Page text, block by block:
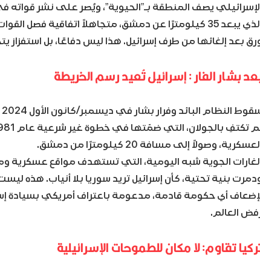
يصف المنطقة بـ”الحيوية”، ويُصر على نشر قواته
بعد إلغائها من طرف إسرائيل. هذا ليس دفاعًا، بل استفزاز
بشار الفار : إسرائيل تُعيد رسم الخريطة
النظام البائد وفرار بشار في ديسمبر/كانون الأول 2024 فتح الباب لإسرائيل لتوسيع احتلالها.
وصولاً إلى مسافة 20 كيلومترًا من دمشق.
الجوية شبه اليومية، التي تستهدف مواقع عسكرية
بنية تحتية، كأن إسرائيل تريد سوريا بلا أنياب. هذه
العالم.
تقاوم: لا مكان للطموحات الإسرائيلية